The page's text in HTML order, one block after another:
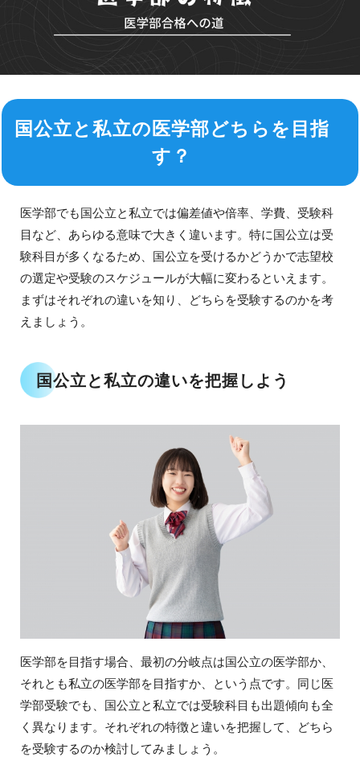
国公立と私立の医学部どちらを目指
す？
医学部でも国公立と私立では偏差値や倍率、学費、受験科
目など、あらゆる意味で大きく違います。特に国公立は受
験科目が多くなるため、国公立を受けるかどうかで志望校
の選定や受験のスケジュールが大幅に変わるといえます。
まずはそれぞれの違いを知り、どちらを受験するのかを考
えましょう。
国公立と私立の違いを把握しよう
医学部を目指す場合、最初の分岐点は国公立の医学部か、
それとも私立の医学部を目指すか、という点です。同じ医
学部受験でも、国公立と私立では受験科目も出題傾向も全
く異なります。それぞれの特徴と違いを把握して、どちら
を受験するのか検討してみましょう。